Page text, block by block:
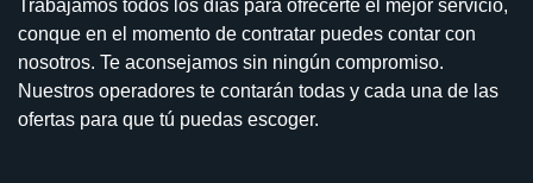
Trabajamos todos los días para ofrecerte el mejor servicio,
conque en el momento de contratar puedes contar con
nosotros. Te aconsejamos sin ningún compromiso.
Nuestros operadores te contarán todas y cada una de las
ofertas para que tú puedas escoger.